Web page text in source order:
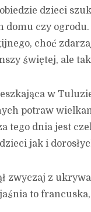
dzieci
domu czy
choć
świętej, ale
w
potraw
tego dnia jest
jak i
zwyczaj z
to